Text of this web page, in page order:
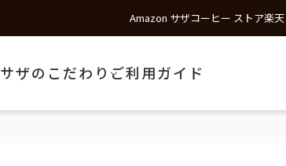
Amazon サザコーヒー ストア楽
サザのこだわり ご利用ガイド